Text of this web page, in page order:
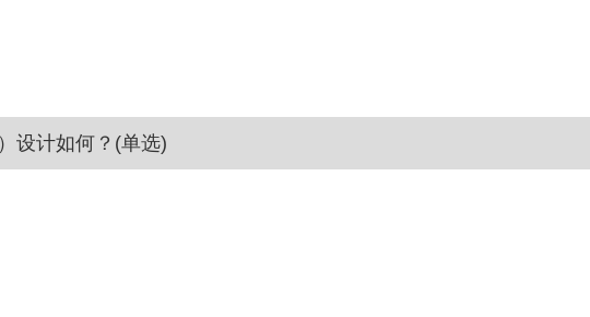
设计如何？(单选)